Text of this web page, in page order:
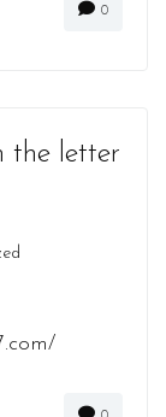
0
the letter